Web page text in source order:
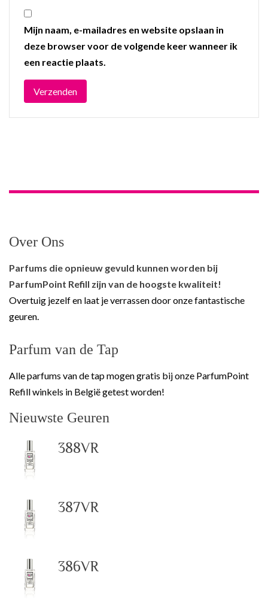
Mijn naam, e-mailadres en website opslaan in
deze browser voor de volgende keer wanneer ik
een reactie plaats.
Over Ons
Parfums die opnieuw gevuld kunnen worden bij
ParfumPoint Refill zijn van de hoogste kwaliteit!
Overtuig jezelf en laat je verrassen door onze fantastische
geuren.
Parfum van de Tap
Alle parfums van de tap mogen gratis bij onze ParfumPoint
Refill winkels in België getest worden!
Nieuwste Geuren
388VR
387VR
386VR